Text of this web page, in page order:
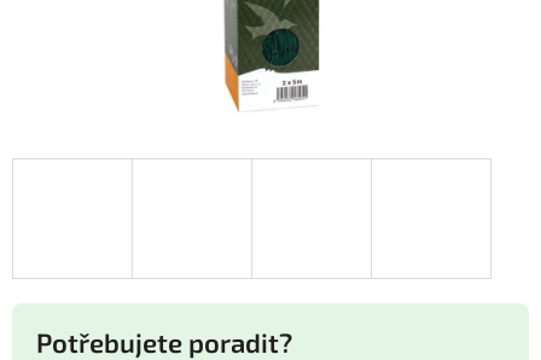
Potřebujete poradit?